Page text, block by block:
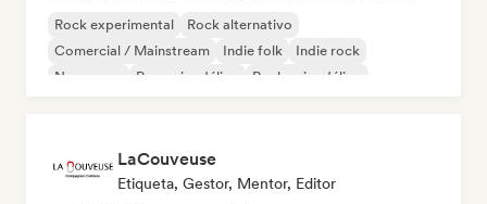
Rock experimental
Rock alternativo
Comercial / Mainstream
Indie folk
Indie rock
New wave
Pop psicodélico Rock psicodélico
LaCouveuse
Etiqueta, Gestor, Mentor, Editor